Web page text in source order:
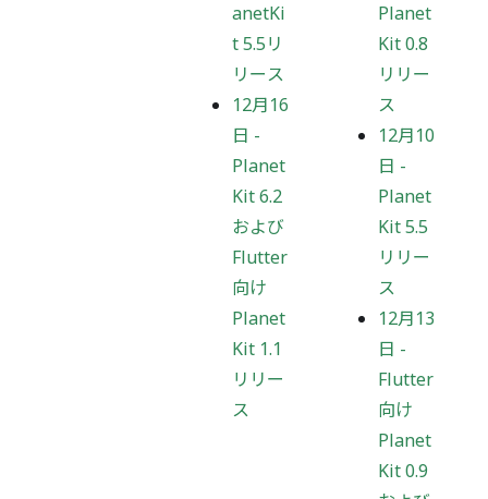
anetKi
t 5.5リ
リース
12月16
日 -
Planet
Kit 6.2
および
Flutter
向け
Planet
Kit 1.1
リリー
ス
Planet
Kit 0.8
リリー
ス
12月10
日 -
Planet
Kit 5.5
リリー
ス
12月13
日 -
Flutter
向け
Planet
Kit 0.9